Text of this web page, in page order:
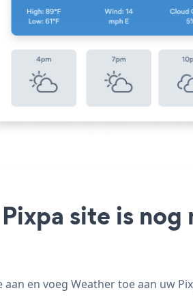
site is
en voeg Weather toe aan uw